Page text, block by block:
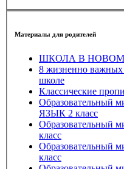
Материалы для родителей
ШКОЛА В НОВОМ
8 жизненно важных
школе
Классические
ЯЗЫК 2 класс
класс
класс